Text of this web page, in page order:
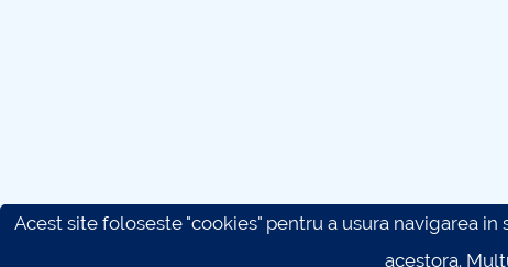
Acest site foloseste "cookies" pentru a usura navigarea
acestora.